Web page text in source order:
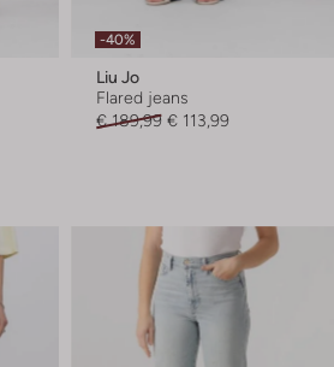
-40%
Liu Jo
Flared jeans
€ 189,99 € 113,99